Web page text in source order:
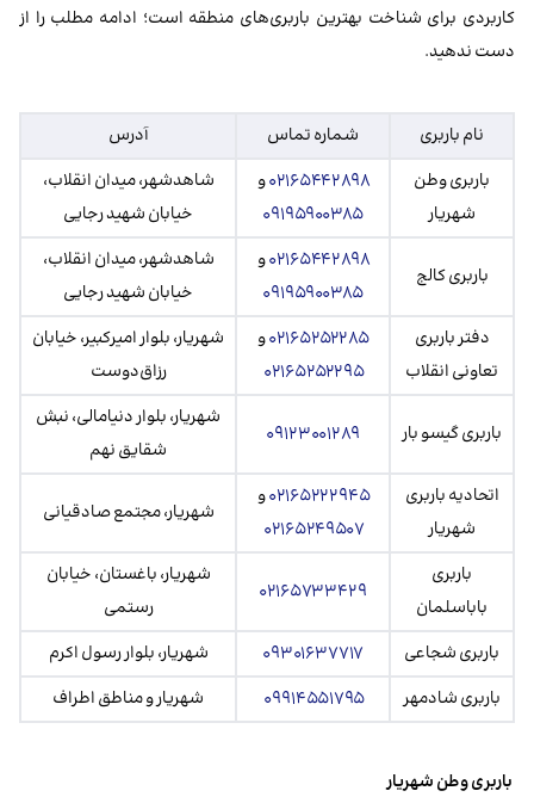
کاربردی برای شناخت بهترین باربری‌های منطقه است؛ ادامه مطلب را از
دست ندهید.
نام باربری شماره تماس
آدرس
باربری وطن
شهریار
۰۲۱۶۵۴۴۲۸۹۸و
۰۹۱۹۵۹۰۰۳۸۵
شاهدشهر، میدان انقلاب،
خیابان شهید رجایی
باربری کالج
۰۲۱۶۵۴۴۲۸۹۸و
۰۹۱۹۵۹۰۰۳۸۵
شاهدشهر، میدان انقلاب،
خیابان شهید رجایی
دفتر باربری
تعاونی انقلاب
۰۲۱۶۵۲۵۲۲۸۵و
۰۲۱۶۵۲۵۲۲۹۵
شهریار، بلوار امیرکبیر، خیابان
رزاق‌دوست
باربری گیسو بار ۰۹۱۲۳۰۰۱۲۸۹
شهریار، بلوار دنیامالی، نبش
شقایق نهم
اتحادیه باربری
شهریار
۰۲۱۶۵۲۲۲۹۴۵و
۰۲۱۶۵۲۴۹۵۰۷
شهریار، مجتمع صادقیانی
باربری
باباسلمان
۰۲۱۶۵۷۳۳۴۲۹
شهریار، باغستان، خیابان
رستمی
باربری شجاعی
۰۹۳۰۱۶۳۷۷۱۷
شهریار، بلوار رسول اکرم
باربری شادمهر
۰۹۹۱۴۵۵۱۷۹۵ شهریار و مناطق اطراف
باربری وطن شهریار